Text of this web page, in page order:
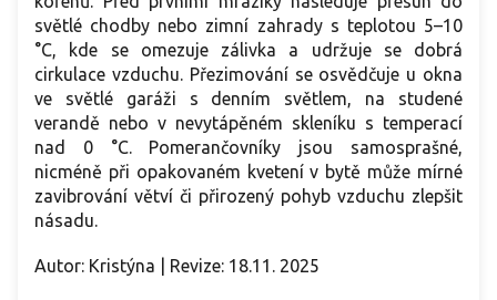
světlé chodby nebo zimní zahrady s teplotou 5–10
°C, kde se omezuje zálivka a udržuje se dobrá
cirkulace vzduchu. Přezimování se osvědčuje u okna
ve světlé garáži s denním světlem, na studené
verandě nebo v nevytápěném skleníku s temperací
nad 0 °C. Pomerančovníky jsou samosprašné,
nicméně při opakovaném kvetení v bytě může mírné
zavibrování větví či přirozený pohyb vzduchu zlepšit
násadu.
Autor: Kristýna | Revize: 18.11. 2025